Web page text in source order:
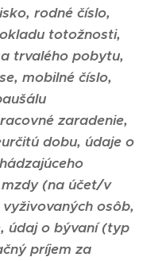
rodné číslo,
totožnosti,
trvalého pobytu,
mobilné číslo,
zaradenie,
dobu, údaje o
(na účet/v
osôb,
údaj o bývaní (typ
príjem za